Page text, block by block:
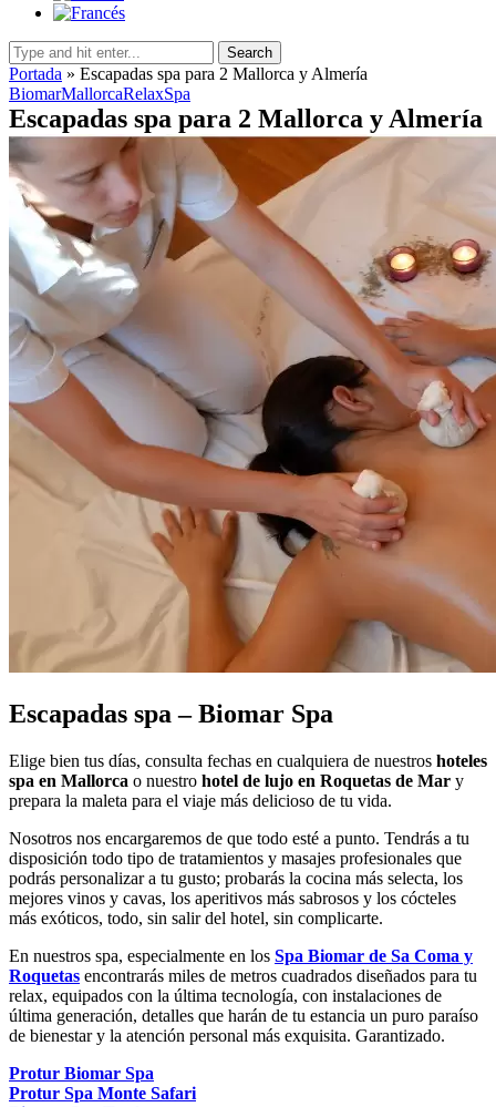
Search
Portada » Escapadas spa para 2 Mallorca y Almería
BiomarMallorcaRelaxSpa
Escapadas spa para 2 Mallorca y Almería
Escapadas spa – Biomar Spa
Elige bien tus días, consulta fechas en cualquiera de nuestros hoteles
spa en Mallorca o nuestro hotel de lujo en Roquetas de Mar y
prepara la maleta para el viaje más delicioso de tu vida.
Nosotros nos encargaremos de que todo esté a punto. Tendrás a tu
disposición todo tipo de tratamientos y masajes profesionales que
podrás personalizar a tu gusto; probarás la cocina más selecta, los
mejores vinos y cavas, los aperitivos más sabrosos y los cócteles
más exóticos, todo, sin salir del hotel, sin complicarte.
En nuestros spa, especialmente en los Spa Biomar de Sa Coma y
Roquetas encontrarás miles de metros cuadrados diseñados para tu
relax, equipados con la última tecnología, con instalaciones de
última generación, detalles que harán de tu estancia un puro paraíso
de bienestar y la atención personal más exquisita. Garantizado.
Protur Biomar Spa
Protur Spa Monte Safari